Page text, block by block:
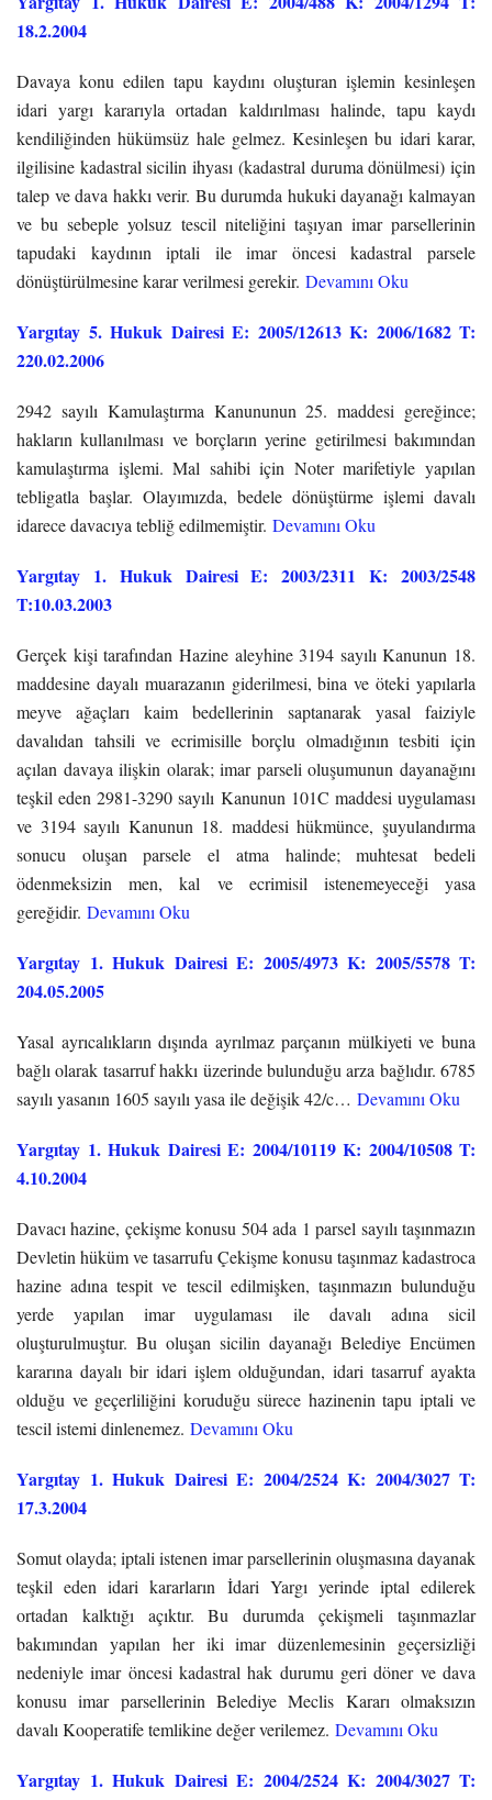
18.2.2004
Davaya konu edilen tapu kaydını oluşturan işlemin kesinleşen
idari yargı kararıyla ortadan kaldırılması halinde, tapu kaydı
kendiliğinden hükümsüz hale gelmez. Kesinleşen bu idari karar,
ilgilisine kadastral sicilin ihyası (kadastral duruma dönülmesi) için
talep ve dava hakkı verir. Bu durumda hukuki dayanağı kalmayan
ve bu sebeple yolsuz tescil niteliğini taşıyan imar parsellerinin
tapudaki kaydının iptali ile imar öncesi kadastral parsele
dönüştürülmesine karar verilmesi gerekir. Devamını Oku
Yargıtay 5. Hukuk Dairesi E: 2005/12613 K: 2006/1682 T:
220.02.2006
2942 sayılı Kamulaştırma Kanununun 25. maddesi gereğince;
hakların kullanılması ve borçların yerine getirilmesi bakımından
kamulaştırma işlemi. Mal sahibi için Noter marifetiyle yapılan
tebligatla başlar. Olayımızda, bedele dönüştürme işlemi davalı
idarece davacıya tebliğ edilmemiştir. Devamını Oku
Yargıtay 1. Hukuk Dairesi E: 2003/2311 K: 2003/2548
T:10.03.2003
Gerçek kişi tarafından Hazine aleyhine 3194 sayılı Kanunun 18.
maddesine dayalı muarazanın giderilmesi, bina ve öteki yapılarla
meyve ağaçları kaim bedellerinin saptanarak yasal faiziyle
davalıdan tahsili ve ecrimisille borçlu olmadığının tesbiti için
açılan davaya ilişkin olarak; imar parseli oluşumunun dayanağını
teşkil eden 2981-3290 sayılı Kanunun 101C maddesi uygulaması
ve 3194 sayılı Kanunun 18. maddesi hükmünce, şuyulandırma
sonucu oluşan parsele el atma halinde; muhtesat bedeli
ödenmeksizin men, kal ve ecrimisil istenemeyeceği yasa
gereğidir. Devamını Oku
Yargıtay 1. Hukuk Dairesi E: 2005/4973 K: 2005/5578 T:
204.05.2005
Yasal ayrıcalıkların dışında ayrılmaz parçanın mülkiyeti ve buna
bağlı olarak tasarruf hakkı üzerinde bulunduğu arza bağlıdır. 6785
sayılı yasanın 1605 sayılı yasa ile değişik 42/c… Devamını Oku
Yargıtay 1. Hukuk Dairesi E: 2004/10119 K: 2004/10508 T:
4.10.2004
Davacı hazine, çekişme konusu 504 ada 1 parsel sayılı taşınmazın
Devletin hüküm ve tasarrufu Çekişme konusu taşınmaz kadastroca
hazine adına tespit ve tescil edilmişken, taşınmazın bulunduğu
yerde yapılan imar uygulaması ile davalı adına sicil
oluşturulmuştur. Bu oluşan sicilin dayanağı Belediye Encümen
kararına dayalı bir idari işlem olduğundan, idari tasarruf ayakta
olduğu ve geçerliliğini koruduğu sürece hazinenin tapu iptali ve
tescil istemi dinlenemez. Devamını Oku
Yargıtay 1. Hukuk Dairesi E: 2004/2524 K: 2004/3027 T:
17.3.2004
Somut olayda; iptali istenen imar parsellerinin oluşmasına dayanak
teşkil eden idari kararların İdari Yargı yerinde iptal edilerek
ortadan kalktığı açıktır. Bu durumda çekişmeli taşınmazlar
bakımından yapılan her iki imar düzenlemesinin geçersizliği
nedeniyle imar öncesi kadastral hak durumu geri döner ve dava
konusu imar parsellerinin Belediye Meclis Kararı olmaksızın
davalı Kooperatife temlikine değer verilemez. Devamını Oku
Yargıtay 1. Hukuk Dairesi E: 2004/2524 K: 2004/3027 T: